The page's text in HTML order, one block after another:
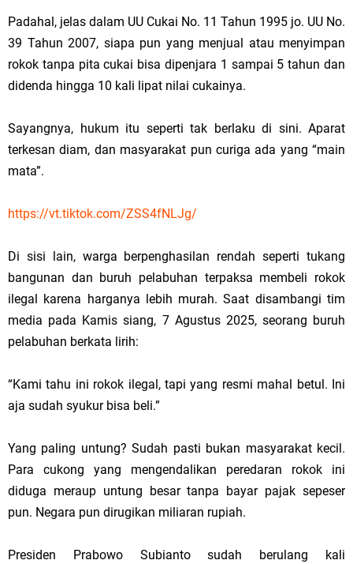
Padahal, jelas dalam UU Cukai No. 11 Tahun 1995 jo. UU No.
39 Tahun 2007, siapa pun yang menjual atau menyimpan
rokok tanpa pita cukai bisa dipenjara 1 sampai 5 tahun dan
didenda hingga 10 kali lipat nilai cukainya.
Sayangnya, hukum itu seperti tak berlaku di sini. Aparat
terkesan diam, dan masyarakat pun curiga ada yang “main
mata”.
https://vt.tiktok.com/ZSS4fNLJg/
Di sisi lain, warga berpenghasilan rendah seperti tukang
bangunan dan buruh pelabuhan terpaksa membeli rokok
ilegal karena harganya lebih murah. Saat disambangi tim
media pada Kamis siang, 7 Agustus 2025, seorang buruh
pelabuhan berkata lirih:
“Kami tahu ini rokok ilegal, tapi yang resmi mahal betul. Ini
aja sudah syukur bisa beli.”
Yang paling untung? Sudah pasti bukan masyarakat kecil.
Para cukong yang mengendalikan peredaran rokok ini
diduga meraup untung besar tanpa bayar pajak sepeser
pun. Negara pun dirugikan miliaran rupiah.
Presiden Prabowo Subianto sudah berulang kali